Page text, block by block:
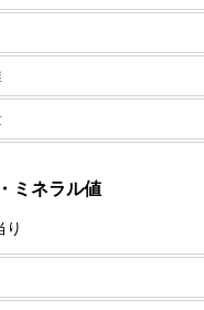
ミネラル値
り